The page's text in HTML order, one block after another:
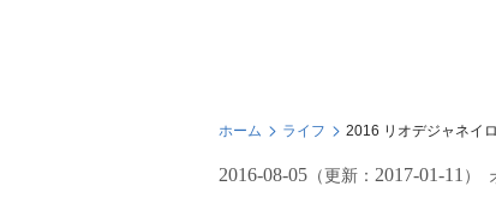
ホーム ライフ 2016 リオデジャネイ
2016-08-05 （更新： 2017-01-11 ）